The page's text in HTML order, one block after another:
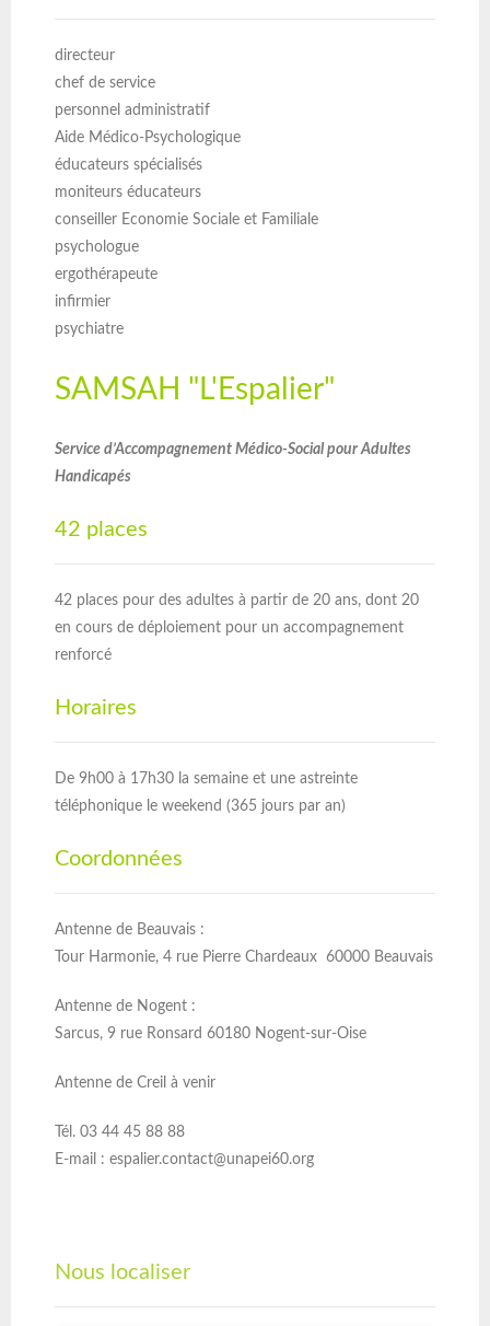
directeur
chef de service
personnel administratif
Aide Médico-Psychologique
éducateurs spécialisés
moniteurs éducateurs
conseiller Economie Sociale et Familiale
psychologue
ergothérapeute
infirmier
psychiatre
SAMSAH "L'Espalier"
Service d’Accompagnement Médico-Social pour Adultes
Handicapés
42 places
42 places pour des adultes à partir de 20 ans, dont 20
en cours de déploiement pour un accompagnement
renforcé
Horaires
De 9h00 à 17h30 la semaine et une astreinte
téléphonique le weekend (365 jours par an)
Coordonnées
Antenne de Beauvais :
Tour Harmonie, 4 rue Pierre Chardeaux 60000 Beauvais
Antenne de Nogent :
Sarcus, 9 rue Ronsard 60180 Nogent-sur-Oise
Antenne de Creil à venir
Tél. 03 44 45 88 88
E-mail : espalier.contact@unapei60.org
Nous localiser